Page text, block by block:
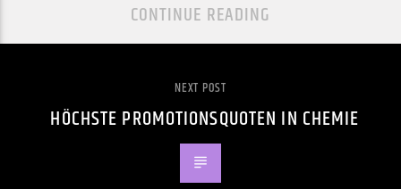
CONTINUE READING
NEXT POST
HÖCHSTE PROMOTIONSQUOTEN IN CHEMIE